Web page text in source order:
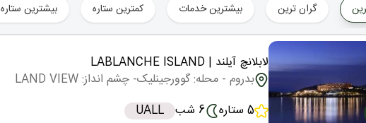
گران ترین بیشترین خدمات کمترین ستاره بیشترین ستاره
لابلانچ آیلند | LABLANCHE ISLAND
بدروم - محله: گوورجینلیک- چشم انداز: LAND VIEW
5 ستاره
6 شب UALL